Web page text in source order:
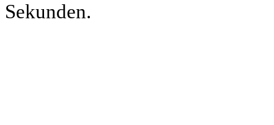
Sekunden.